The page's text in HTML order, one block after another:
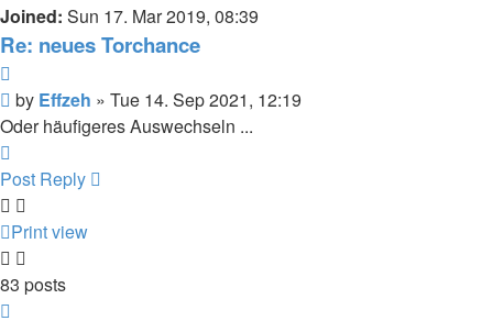
Joined: Sun 17. Mar 2019, 08:39
Re: neues Torchance
Post
by Effzeh » Tue 14. Sep 2021, 12:19
Oder häufigeres Auswechseln ...
Post Reply
Print view
83 posts